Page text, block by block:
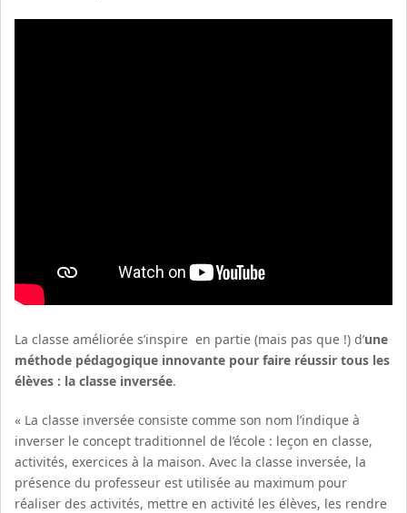
La classe améliorée s’inspire en partie (mais pas que !) d’une
méthode pédagogique innovante pour faire réussir tous les
élèves : la classe inversée.
« La classe inversée consiste comme son nom l’indique à
inverser le concept traditionnel de l’école : leçon en classe,
activités, exercices à la maison. Avec la classe inversée, la
présence du professeur est utilisée au maximum pour
réaliser des activités, mettre en activité les élèves, les rendre